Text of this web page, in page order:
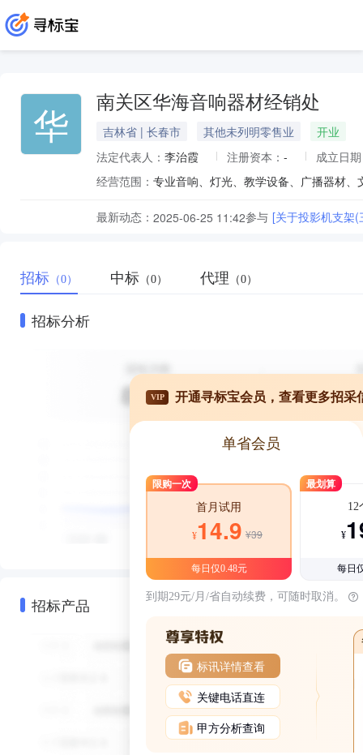
华 南关区华海音响器材经销处
吉林省 | 长春市 其他未列明零售业
开业
法定代表人： 李治霞 注册资本： -
成立日
经营范围： 专业音响、灯光、教学设备、广播器材
最新动态： 2025-06-25 11:42参与 [关于投影机支架
招标 （0） 中标 （0） 代理 （0）
招标分析
招标产品
VIP 开通寻标宝会员，查看更多招采
单省会员
限购一次
首月试用
¥14.9 ¥39
每日仅0.48元
最划算
12
¥
每日
到期29元/月/省自动续费，可随时取消。
标讯详情查看
关键电话直连
甲方分析查询